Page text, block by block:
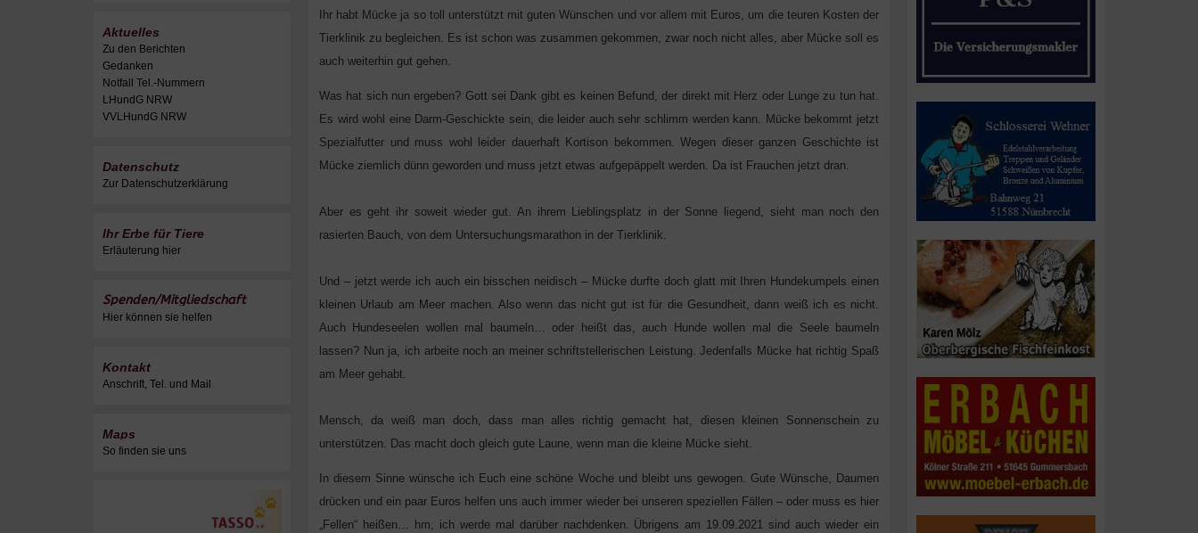
Aktuelles
Zu den Berichten
Gedanken
Notfall Tel.-Nummern
LHundG NRW
VVLHundG NRW
Datenschutz
Zur Datenschutzerklärung
Ihr Erbe für Tiere
Erläuterung hier
Spenden/Mitgliedschaft
Hier können sie helfen
Kontakt
Anschrift, Tel. und Mail
Maps
So finden sie uns
Ihr habt Mücke ja so toll unterstützt mit guten Wünschen und vor allem mit Euros, um die teuren Kosten der
Tierklinik zu begleichen. Es ist schon was zusammen gekommen, zwar noch nicht alles, aber Mücke soll es
auch weiterhin gut gehen.
Was hat sich nun ergeben? Gott sei Dank gibt es keinen Befund, der direkt mit Herz oder Lunge zu tun hat.
Es wird wohl eine Darm-Geschickte sein, die leider auch sehr schlimm werden kann. Mücke bekommt jetzt
Spezialfutter und muss wohl leider dauerhaft Kortison bekommen. Wegen dieser ganzen Geschichte ist
Mücke ziemlich dünn geworden und muss jetzt etwas aufgepäppelt werden. Da ist Frauchen jetzt dran.
Aber es geht ihr soweit wieder gut. An ihrem Lieblingsplatz in der Sonne liegend, sieht man noch den
rasierten Bauch, von dem Untersuchungsmarathon in der Tierklinik.
Und – jetzt werde ich auch ein bisschen neidisch – Mücke durfte doch glatt mit Ihren Hundekumpels einen
kleinen Urlaub am Meer machen. Also wenn das nicht gut ist für die Gesundheit, dann weiß ich es nicht.
Auch Hundeseelen wollen mal baumeln… oder heißt das, auch Hunde wollen mal die Seele baumeln
lassen? Nun ja, ich arbeite noch an meiner schriftstellerischen Leistung. Jedenfalls Mücke hat richtig Spaß
am Meer gehabt.
Mensch, da weiß man doch, dass man alles richtig gemacht hat, diesen kleinen Sonnenschein zu
unterstützen. Das macht doch gleich gute Laune, wenn man die kleine Mücke sieht.
In diesem Sinne wünsche ich Euch eine schöne Woche und bleibt uns gewogen. Gute Wünsche, Daumen
drücken und ein paar Euros helfen uns auch immer wieder bei unseren speziellen Fällen – oder muss es hier
„Fellen“ heißen… hm, ich werde mal darüber nachdenken. Übrigens am 19.09.2021 sind auch wieder ein